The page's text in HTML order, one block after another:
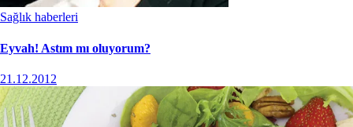
Sağlık haberleri
Eyvah! Astım mı oluyorum?
21.12.2012